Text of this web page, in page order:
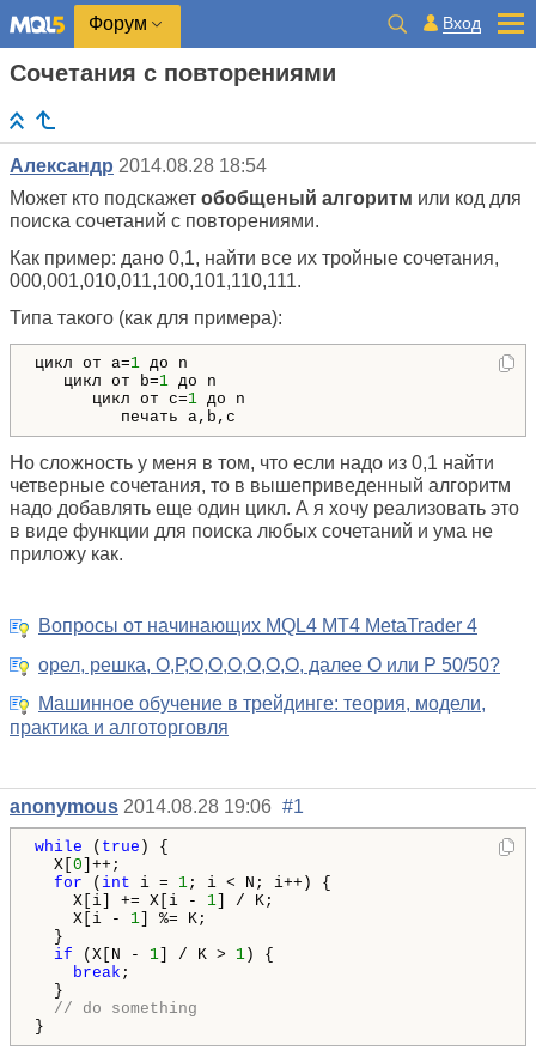
Форум Вход
Сочетания с повторениями
Александр 2014.08.28 18:54
Может кто подскажет обобщеный алгоритм или код для
поиска сочетаний с повторениями.
Как пример: дано 0,1, найти все их тройные сочетания,
000,001,010,011,100,101,110,111.
Типа такого (как для примера):
цикл от a=1 до n
цикл от b=1 до n
цикл от с=1 до n
печать a,b,c
Но сложность у меня в том, что если надо из 0,1 найти
четверные сочетания, то в вышеприведенный алгоритм
надо добавлять еще один цикл. А я хочу реализовать это
в виде функции для поиска любых сочетаний и ума не
приложу как.
Вопросы от начинающих MQL4 MT4 MetaTrader 4
орел, решка, О,Р,О,О,О,О,О,О, далее О или Р 50/50?
Машинное обучение в трейдинге: теория, модели,
практика и алготорговля
anonymous 2014.08.28 19:06 #1
while ( true ) {
X[ 0 ]++;
for ( int i = 1; i < N; i++) {
X[i] += X[i - 1 ] / K;
X[i - 1 ] %= K;
}
if (X[N - 1 ] / K > 1 ) {
break ;
}
// do something
}